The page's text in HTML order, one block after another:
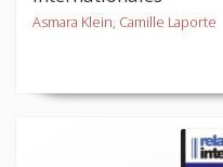
Asmara Klein, Camille Laporte